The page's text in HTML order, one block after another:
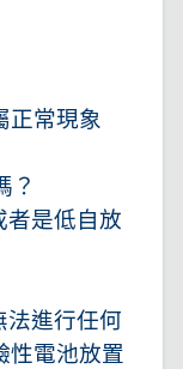
正常現象
？
者是低自放
法進行任何
性電池放置